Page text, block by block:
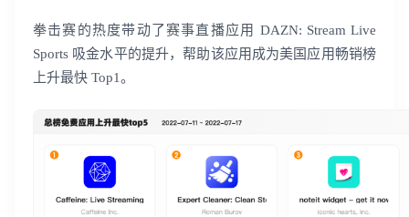
拳击赛的热度带动了赛事直播应用 DAZN: Stream Live
Sports 吸金水平的提升，帮助该应用成为美国应用畅销榜
上升最快 Top1。